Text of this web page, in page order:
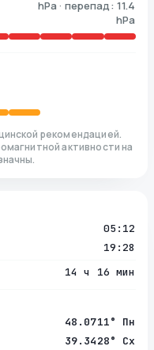
hPa · перепад: 11.4
hPa
рекомендацией.
активности на
05:12
19:28
14 ч 16 мин
48.0711° Пн
39.3428° Сх